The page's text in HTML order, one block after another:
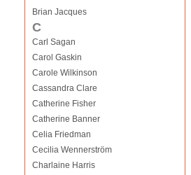
Brian Jacques
C
Carl Sagan
Carol Gaskin
Carole Wilkinson
Cassandra Clare
Catherine Fisher
Catherine Banner
Celia Friedman
Cecilia Wennerström
Charlaine Harris